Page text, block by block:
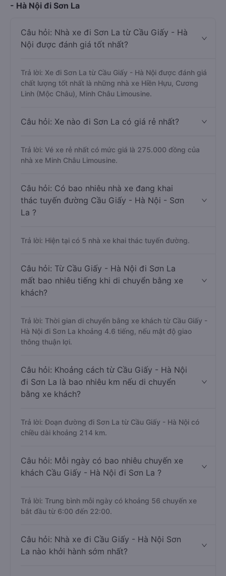
- Hà Nội đi Sơn La
Câu hỏi: Nhà xe đi Sơn La từ Cầu Giấy - Hà
Nội được đánh giá tốt nhất?
Trả lời: Xe đi Sơn La từ Cầu Giấy - Hà Nội được đánh giá
chất lượng tốt nhất là những nhà xe Hiền Hựu, Cương
Linh (Mộc Châu), Minh Châu Limousine.
Câu hỏi: Xe nào đi Sơn La có giá rẻ nhất?
Trả lời: Vé xe rẻ nhất có mức giá là 275.000 đồng của
nhà xe Minh Châu Limousine.
Câu hỏi: Có bao nhiêu nhà xe đang khai
thác tuyến đường Cầu Giấy - Hà Nội - Sơn
La ?
Trả lời: Hiện tại có 5 nhà xe khai thác tuyến đường.
Câu hỏi: Từ Cầu Giấy - Hà Nội đi Sơn La
mất bao nhiêu tiếng khi di chuyển bằng xe
khách?
Trả lời: Thời gian di chuyển bằng xe khách từ Cầu Giấy -
Hà Nội đi Sơn La khoảng 4.6 tiếng, nếu mật độ giao
thông thuận lợi.
Câu hỏi: Khoảng cách từ Cầu Giấy - Hà Nội
đi Sơn La là bao nhiêu km nếu di chuyển
bằng xe khách?
Trả lời: Đoạn đường đi Sơn La từ Cầu Giấy - Hà Nội có
chiều dài khoảng 214 km.
Câu hỏi: Mỗi ngày có bao nhiêu chuyến xe
khách Cầu Giấy - Hà Nội đi Sơn La ?
Trả lời: Trung bình mỗi ngày có khoảng 56 chuyến xe
bắt đầu từ 6:00 đến 22:00.
Câu hỏi: Nhà xe đi Cầu Giấy - Hà Nội Sơn
La nào khởi hành sớm nhất?